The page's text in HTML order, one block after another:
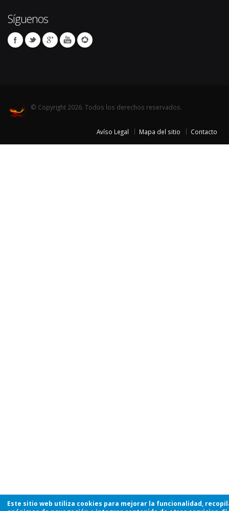
Síguenos
© Copyright 2026. Todos los derechos reservados.
Avíso Legal Mapa del sitio Contacto
Este sitio web utiliza cookies para mejorar la funcionalidad,